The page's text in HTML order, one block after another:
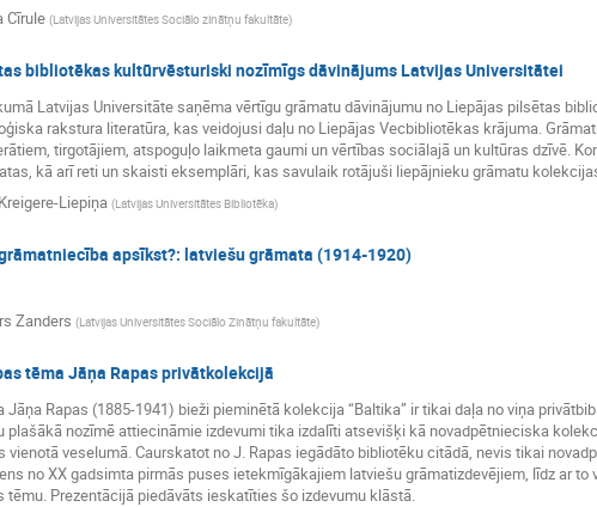
Cīrule (Latvijas Universitātes Sociālo zinātņu fakultāte)
bibliotēkas kultūrvēsturiski nozīmīgs dāvinājums Latvijas Universitātei
Latvijas Universitāte saņēma vērtīgu grāmatu dāvinājumu no Liepājas pilsētas
rakstura literatūra, kas veidojusi daļu no Liepājas Vecbibliotēkas krājuma.
tirgotājiem, atspoguļo laikmeta gaumi un vērtības sociālajā un kultūras dzīvē.
kā arī reti un skaisti eksemplāri, kas savulaik rotājuši liepājnieku grāmatu
Liepiņa (Latvijas Universitātes Bibliotēka)
apsīkst?: latviešu grāmata (1914-1920)
Zanders (Latvijas Universitātes Sociālo Zinātņu fakultāte)
tēma Jāņa Rapas privātkolekcijā
Jāņa Rapas (1885-1941) bieži pieminētā kolekcija “Baltika” ir tikai daļa no viņa
plašākā nozīmē attiecināmie izdevumi tika izdalīti atsevišķi kā novadpētnieciska
vienotā veselumā. Caurskatot no J. Rapas iegādāto bibliotēku citādā, nevis tikai
no XX gadsimta pirmās puses ietekmīgākajiem latviešu grāmatizdevējiem, līdz ar
tēmu. Prezentācijā piedāvāts ieskatīties šo izdevumu klāstā.